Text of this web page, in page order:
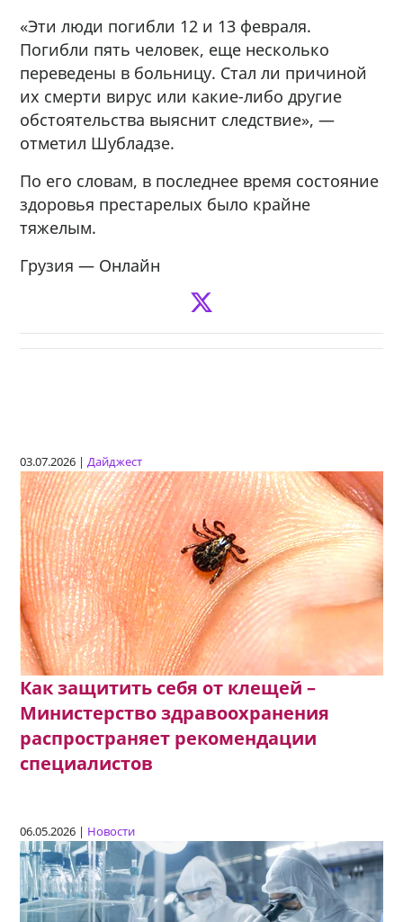
«Эти люди погибли 12 и 13 февраля.
Погибли пять человек, еще несколько
переведены в больницу. Стал ли причиной
их смерти вирус или какие-либо другие
обстоятельства выяснит следствие», —
отметил Шубладзе.
По его словам, в последнее время состояние
здоровья престарелых было крайне
тяжелым.
Грузия — Онлайн
03.07.2026 |Дайджест
Как защитить себя от клещей –
Министерство здравоохранения
распространяет рекомендации
специалистов
06.05.2026 | Новости